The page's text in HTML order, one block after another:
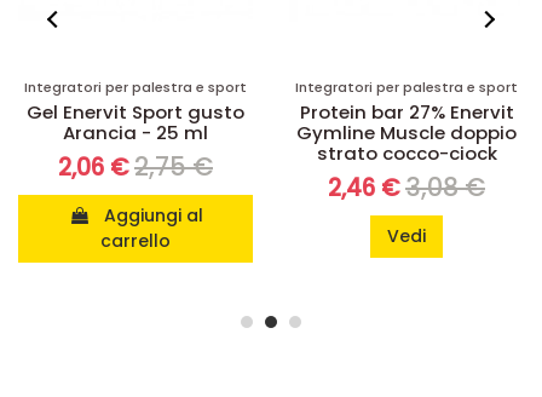
Integratori per palestra e sport
Gel Enervit Sport gusto
Arancia - 25 ml
2,06 €2,75 €
carrello
Integratori per palestra e sport
Protein bar 27% Enervit
Gymline Muscle doppio
strato cocco-ciock
2,46 €3,08 €
Vedi